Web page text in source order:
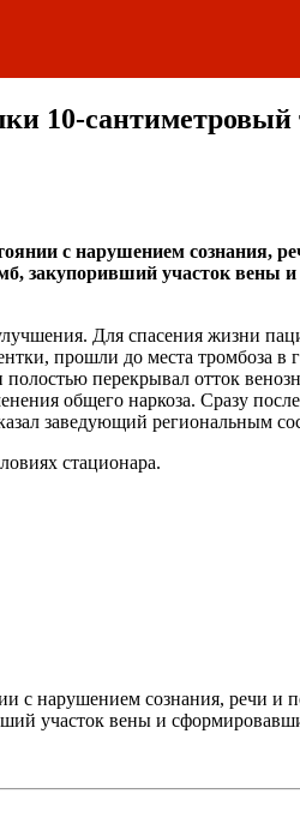
10-сантиметровый
с нарушением сознания,
закупоривший участок
Для спасения жизни
прошли до места тромбоза
перекрывал отток
общего наркоза. Сразу
заведующий региональным
стационара.
с нарушением сознания, речи
участок вены и